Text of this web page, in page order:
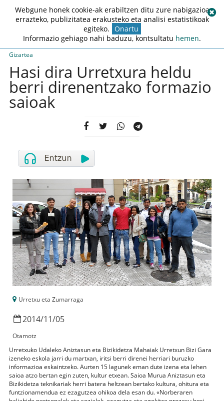
Gizartea
Hasi dira Urretxura heldu
berri direnentzako formazio
saioak
Urretxu eta Zumarraga
2014/11/05
Otamotz
Urretxuko Udaleko Aniztasun eta Bizikidetza Mahaiak Urretxun Bizi Gara
izeneko eskola jarri du martxan, iritsi berri direnei herriari buruzko
informazioa eskaintzeko. Aurten 15 lagunek eman dute izena eta lehen
saioa atzo bertan egin zuten, kultur etxean. Saioa Murua Aniztasun eta
Bizikidetza teknikariak herri batera heltzean bertako kultura, ohitura eta
funtzionamendua ez ezagutzea ohikoa dela esan du. «Norberaren
Webgune honek cookie-ak erabiltzen ditu zure nabigazioa
errazteko, publizitatea erakusteko eta analisi estatistikoak
egiteko. Onartu
Informazio gehiago nahi baduzu, kontsultatu hemen.